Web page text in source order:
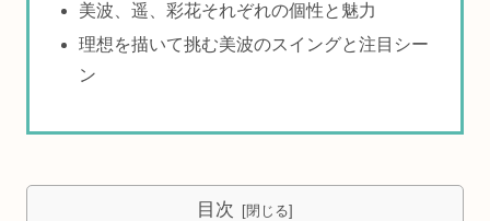
美波、遥、彩花それぞれの個性と魅力
理想を描いて挑む美波のスイングと注目シー
ン
目次